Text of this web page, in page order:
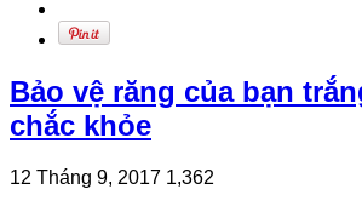
Bảo vệ răng của bạn
chắc khỏe
12 Tháng 9, 2017 1,362